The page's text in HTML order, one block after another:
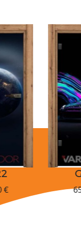
GL-21
650.00 €